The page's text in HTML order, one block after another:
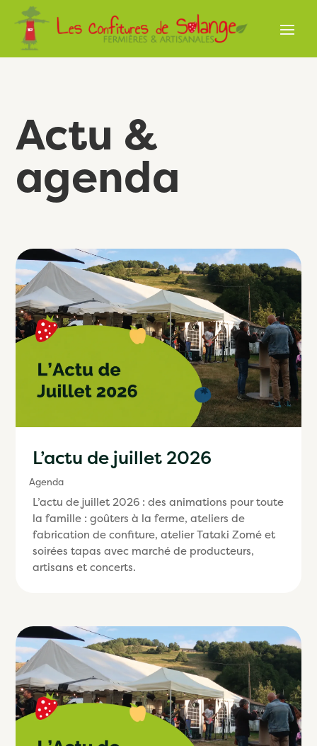
Actu &
agenda
L’actu de juillet 2026
Agenda
L’actu de juillet 2026 : des animations pour toute
la famille : goûters à la ferme, ateliers de
fabrication de confiture, atelier Tataki Zomé et
soirées tapas avec marché de producteurs,
artisans et concerts.